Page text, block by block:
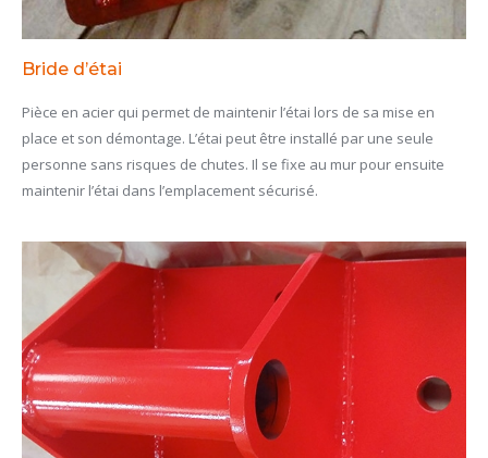
Bride d’étai
Pièce en acier qui permet de maintenir l’étai lors de sa mise en
place et son démontage. L’étai peut être installé par une seule
personne sans risques de chutes. Il se fixe au mur pour ensuite
maintenir l’étai dans l’emplacement sécurisé.